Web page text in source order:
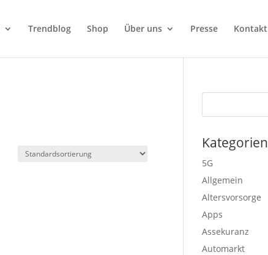
Trendblog Shop Über uns Presse Kontakt
Kategorien
5G
Allgemein
Altersvorsorge
Apps
Assekuranz
Automarkt